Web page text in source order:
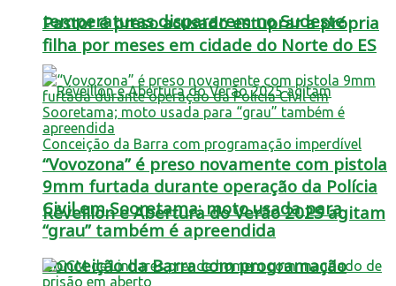
temperaturas dispararem no Sudeste
Réveillon e Abertura do Verão 2025 agitam
Conceição da Barra com programação
Pastor é preso acusado estuprar a própria
filha por meses em cidade do Norte do ES
“Vovozona” é preso novamente com pistola
9mm furtada durante operação da Polícia
Civil em Sooretama; moto usada para
“grau” também é apreendida